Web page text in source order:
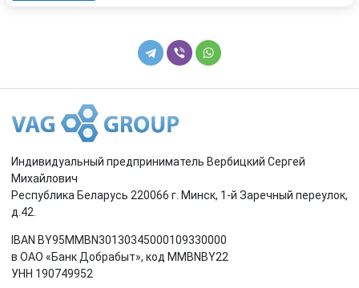
Индивидуальный предприниматель Вербицкий Сергей
Михайлович
Республика Беларусь 220066 г. Минск, 1-й Заречный переулок,
д.42.
IBAN BY95MMBN30130345000109330000
в ОАО «Банк Добрабыт», код MMBNBY22
УНН 190749952